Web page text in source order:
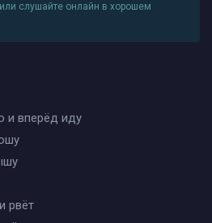
или слушайте онлайн в хорошем
и вперёд иду
рвёт